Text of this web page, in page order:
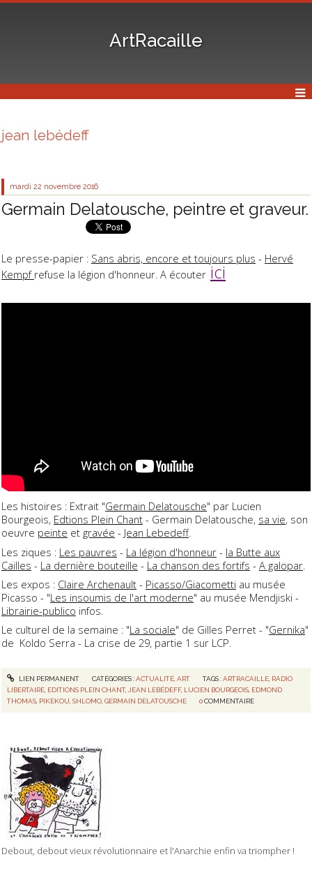
ArtRacaille
Debout, debout vieux révolutionnaire et l'Anarchie enfin va triompher !
jean lebédeff
mardi 22 novembre 2016
Germain Delatousche, peintre et graveur.
Le presse-papier : Sans abris, encore et toujours plus - Hervé
Kempf refuse la légion d'honneur. A écouter ici
Les histoires : Extrait "Germain Delatousche" par Lucien
Bourgeois, Edtions Plein Chant - Germain Delatousche, sa vie, son
oeuvre peinte et gravée - Jean Lebedeff.
Les ziques : Les pauvres - La légion d'honneur - la Butte aux
Cailles - La dernière bouteille - La chanson des fortifs - A galopar
Les expos : Claire Archenault - Picasso/Giacometti au musée
Picasso - "Les insoumis de l'art moderne" au musée Mendjiski -
Librairie-publico infos.
Le culturel de la semaine : "La sociale" de Gilles Perret - "Gernika"
de Koldo Serra - La crise de 29, partie 1 sur LCP.
LIEN PERMANENT CATÉGORIES :ACTUALITÉ, ART TAGS :ARTRACAILLE, RADIO
LIBERTAIRE, EDITIONS PLEIN CHANT,JEAN LEBÉDEFF, LUCIEN BOURGEOIS, EDMOND
THOMAS, PIKEKOU,SHLOMO,GERMAIN DELATOUSCHE 0 COMMENTAIRE